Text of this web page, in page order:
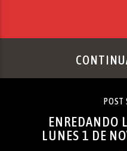
POST
ENREDANDO
LUNES 1 DE